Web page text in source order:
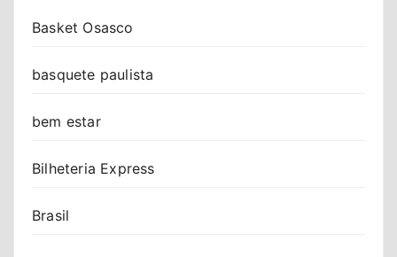
Basket Osasco
basquete paulista
bem estar
Bilheteria Express
Brasil